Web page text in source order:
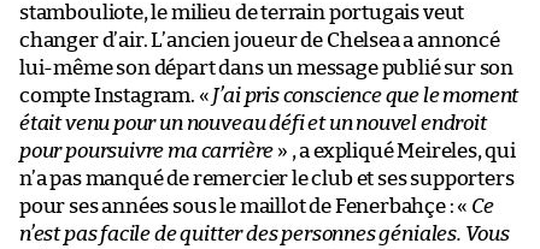
stambouliote, le milieu de terrain portugais veut
changer d’air. L’ancien joueur de Chelsea a annoncé
lui-même son départ dans un message publié sur son
compte Instagram. « J’ai pris conscience que le moment
était venu pour un nouveau défi et un nouvel endroit
pour poursuivre ma carrière » , a expliqué Meireles, qui
n’a pas manqué de remercier le club et ses supporters
pour ses années sous le maillot de Fenerbahçe : « Ce
n’est pas facile de quitter des personnes géniales. Vous